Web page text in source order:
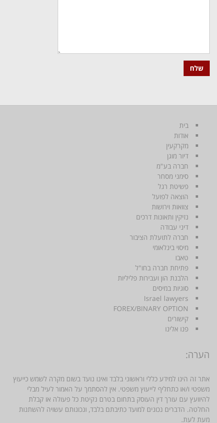
בית
אודות
מקרקעין
דיור מוגן
חברה בע"מ
סימני מסחר
פשיטת רגל
הוצאה לפועל
צוואות וירושות
נזיקין ותאונות דרכים
דיני עבודה
חברה לתועלת הציבור
מיסוי בינלאומי
טאבו
פתיחת חברה בחו"ל
הלבנת הון ועבירות פליליות
סוגיות במיסים
Israel lawyers
FOREX/BINARY OPTION
קישורים
פנו אלינו
הערה:
אתר זה הינו למידע כללי וראשוני בלבד ואינו נועד בשום מקרה לשמש כייעוץ
משפטי ו/או כתחליף לייעוץ משפטי. אין להסתמך על האמור לעיל מבלי
להיוועץ עם עורך דין העוסק בתחום בטרם נקיטת כל פעולה או קבלת
החלטה. הדברים נכונים למועד כתיבתם בלבד, ונכונותם עשויה להשתנות
מעת לעת.